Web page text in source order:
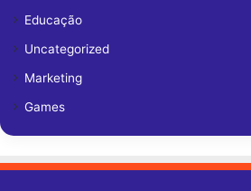
Educação
Uncategorized
Marketing
Games